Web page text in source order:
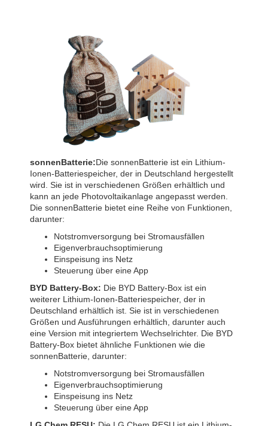
sonnenBatterie:Die sonnenBatterie ist ein Lithium-
Ionen-Batteriespeicher, der in Deutschland hergestellt
wird. Sie ist in verschiedenen Größen erhältlich und
kann an jede Photovoltaikanlage angepasst werden.
Die sonnenBatterie bietet eine Reihe von Funktionen,
darunter:
Notstromversorgung bei Stromausfällen
Eigenverbrauchsoptimierung
Einspeisung ins Netz
Steuerung über eine App
BYD Battery-Box: Die BYD Battery-Box ist ein
weiterer Lithium-Ionen-Batteriespeicher, der in
Deutschland erhältlich ist. Sie ist in verschiedenen
Größen und Ausführungen erhältlich, darunter auch
eine Version mit integriertem Wechselrichter. Die BYD
Battery-Box bietet ähnliche Funktionen wie die
sonnenBatterie, darunter:
Notstromversorgung bei Stromausfällen
Eigenverbrauchsoptimierung
Einspeisung ins Netz
Steuerung über eine App